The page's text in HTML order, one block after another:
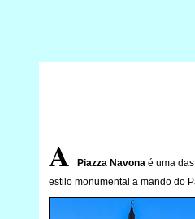
A Piazza Navonaé uma das
estilo monumental a mando do